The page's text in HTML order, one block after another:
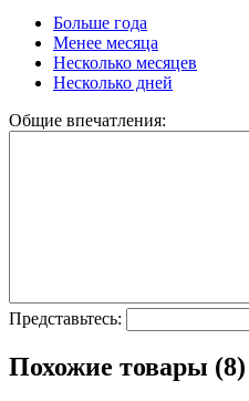
Больше года
Менее месяца
Несколько месяцев
Несколько дней
Общие впечатления:
Представьтесь:
Похожие товары (8)